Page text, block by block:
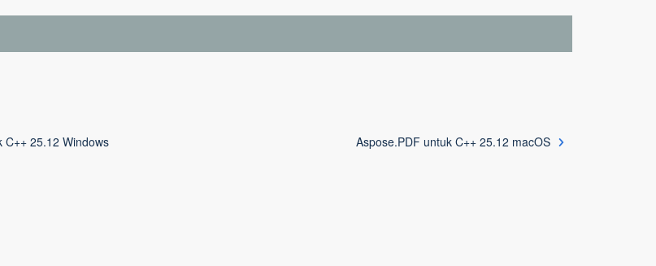
C++ 25.12 Windows Aspose.PDF untuk C++ 25.12 macOS